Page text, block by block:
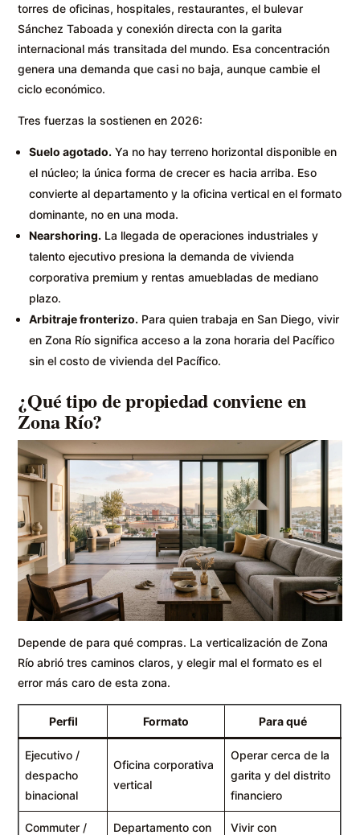
torres de oficinas, hospitales, restaurantes, el bulevar
Sánchez Taboada y conexión directa con la garita
internacional más transitada del mundo. Esa concentración
genera una demanda que casi no baja, aunque cambie el
ciclo económico.
Tres fuerzas la sostienen en 2026:
Suelo agotado. Ya no hay terreno horizontal disponible en
el núcleo; la única forma de crecer es hacia arriba. Eso
convierte al departamento y la oficina vertical en el formato
dominante, no en una moda.
Nearshoring. La llegada de operaciones industriales y
talento ejecutivo presiona la demanda de vivienda
corporativa premium y rentas amuebladas de mediano
plazo.
Arbitraje fronterizo. Para quien trabaja en San Diego, vivir
en Zona Río significa acceso a la zona horaria del Pacífico
sin el costo de vivienda del Pacífico.
¿Qué tipo de propiedad conviene en
Zona Río?
Depende de para qué compras. La verticalización de Zona
Río abrió tres caminos claros, y elegir mal el formato es el
error más caro de esta zona.
Perfil Formato Para qué
Ejecutivo /
despacho
binacional
Oficina corporativa
vertical
Operar cerca de la
garita y del distrito
financiero
Commuter /
Departamento con
Vivir con